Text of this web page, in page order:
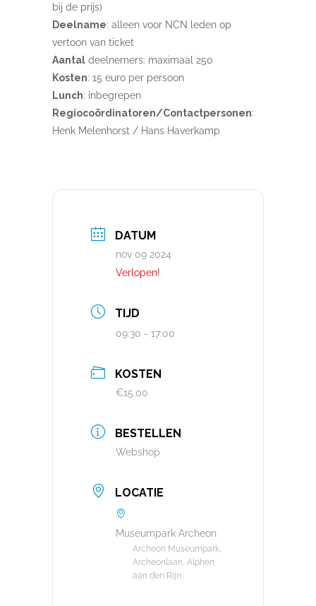
bij de prijs)
Deelname: alleen voor NCN leden op
vertoon van ticket
Aantal deelnemers: maximaal 250
Kosten: 15 euro per persoon
Lunch: inbegrepen
Regiocoördinatoren/Contactpersonen:
Henk Melenhorst / Hans Haverkamp
DATUM
nov 09 2024
Verlopen!
TIJD
09:30 - 17:00
KOSTEN
€15.00
BESTELLEN
Webshop
LOCATIE
Museumpark Archeon
Archeon Museumpark,
Archeonlaan, Alphen
aan den Rijn